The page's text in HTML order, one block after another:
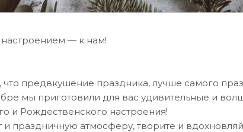
— к нам!
что предвкушение праздника, лучше самого
мы приготовили для вас удивительные и
и Рождественского настроения!
и праздничную атмосферу, творите и